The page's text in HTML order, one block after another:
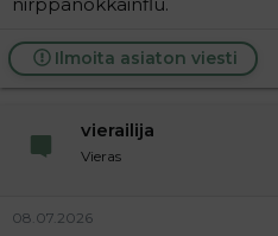
Ilmoita asiaton viesti
vierailija
Vieras
08.07.2026